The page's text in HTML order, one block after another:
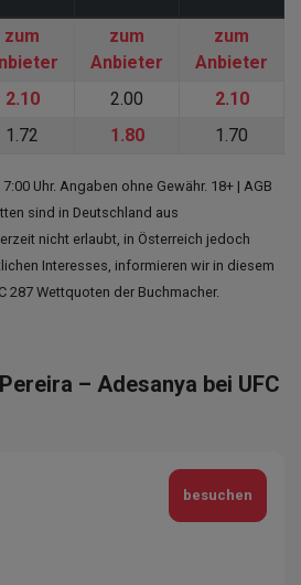
zum
zum
Anbieter
zum
Anbieter
2.10 2.00
2.10
1.72 1.80 1.70
Uhr. Angaben ohne Gewähr. 18+ | AGB
sind in Deutschland aus
nicht erlaubt, in Österreich jedoch
Interesses, informieren wir in diesem
287 Wettquoten der Buchmacher.
– Adesanya bei UFC
besuchen